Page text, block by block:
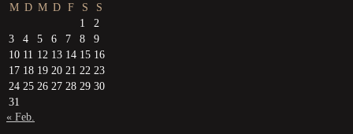
M D M D F S
S
1
2
3
4 5 6 7 8
9
10 11 12 13 14 15 16
17 18 19 20 21 22 23
24 25 26 27 28 29 30
31
« Feb.